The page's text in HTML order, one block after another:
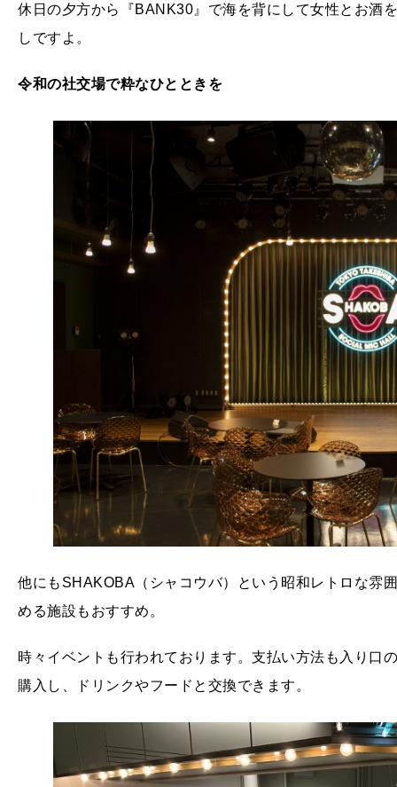
休日の夕方から『BANK30』で海を背にして女性とお酒
しですよ。
令和の社交場で粋なひとときを
他にもSHAKOBA（シャコウバ）という昭和レトロな雰
める施設もおすすめ。
時々イベントも行われております。支払い方法も入り口
購入し、ドリンクやフードと交換できます。